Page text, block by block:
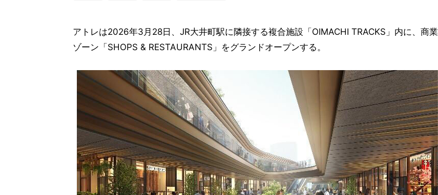
アトレは2026年3月28日、JR大井町駅に隣接する複合施設「OIMACHI TRACKS」内に、商業
ゾーン「SHOPS & RESTAURANTS」をグランドオープンする。